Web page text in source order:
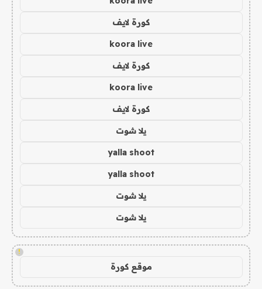
كورة لايف
koora live
كورة لايف
koora live
كورة لايف
يلا شوت
yalla shoot
yalla shoot
يلا شوت
يلا شوت
!
موقع كورة